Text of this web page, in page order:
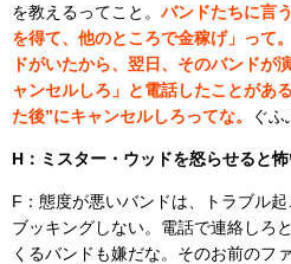
を教えるってこと。 バンドたちに言
を得て、他のところで金稼げ」って
ドがいたから、翌日、そのバンドが
ャンセルしろ」と電話したことがあ
た後”にキャンセルしろってな。
ぐふ
H：ミスター・ウッドを怒らせると怖
F：態度が悪いバンドは、トラブル
ブッキングしない。電話で連絡しろ
くるバンドも嫌だな。そのお前の